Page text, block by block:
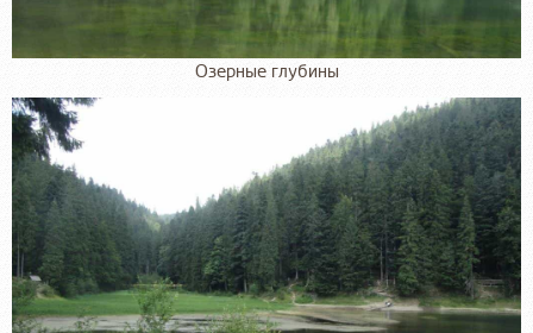
Озерные глубины